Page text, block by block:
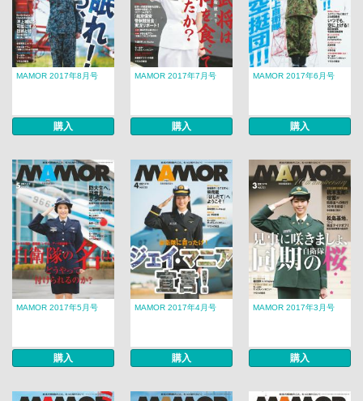
MAMOR 2017年8月号
購入
MAMOR 2017年7月号
購入
MAMOR 2017年6月号
購入
MAMOR 2017年5月号
購入
MAMOR 2017年4月号
購入
MAMOR 2017年3月号
購入